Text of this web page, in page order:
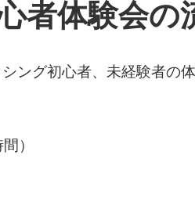
者体験会の
ング初心者、未経験者の
）